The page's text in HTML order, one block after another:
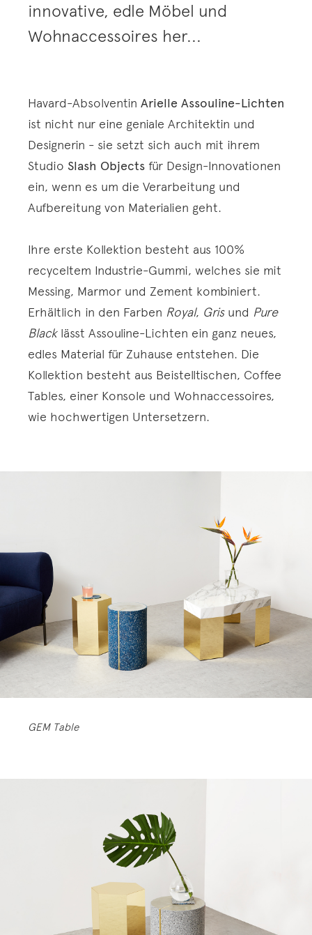
innovative, edle Möbel und
Wohnaccessoires her...
Havard-Absolventin Arielle Assouline-Lichten
ist nicht nur eine geniale Architektin und
Designerin - sie setzt sich auch mit ihrem
Studio Slash Objects für Design-Innovationen
ein, wenn es um die Verarbeitung und
Aufbereitung von Materialien geht.
Ihre erste Kollektion besteht aus 100%
recyceltem Industrie-Gummi, welches sie mit
Messing, Marmor und Zement kombiniert.
Erhältlich in den Farben Royal, Grisund Pure
Blacklässt Assouline-Lichten ein ganz neues,
edles Material für Zuhause entstehen. Die
Kollektion besteht aus Beistelltischen, Coffee
Tables, einer Konsole und Wohnaccessoires,
wie hochwertigen Untersetzern.
GEM Table